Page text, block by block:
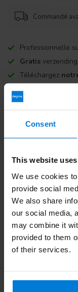
Consent
This website
We use cookies
provide social
We also share
our social media,
may combine it
provided to them
of their services.
Commandé
Professionnelle
Gratis
Téléchargez
+5000
Do you have
Our employee is
Description du
Évaluations
Spécifications